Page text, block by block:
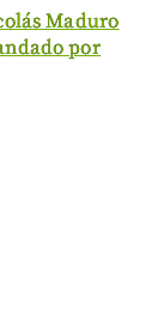
Maduro
por